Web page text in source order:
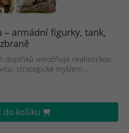
– armádní figurky, tank,
zbraně
doplňků umožňuje realistickou
strategické myšlení…
do košíku